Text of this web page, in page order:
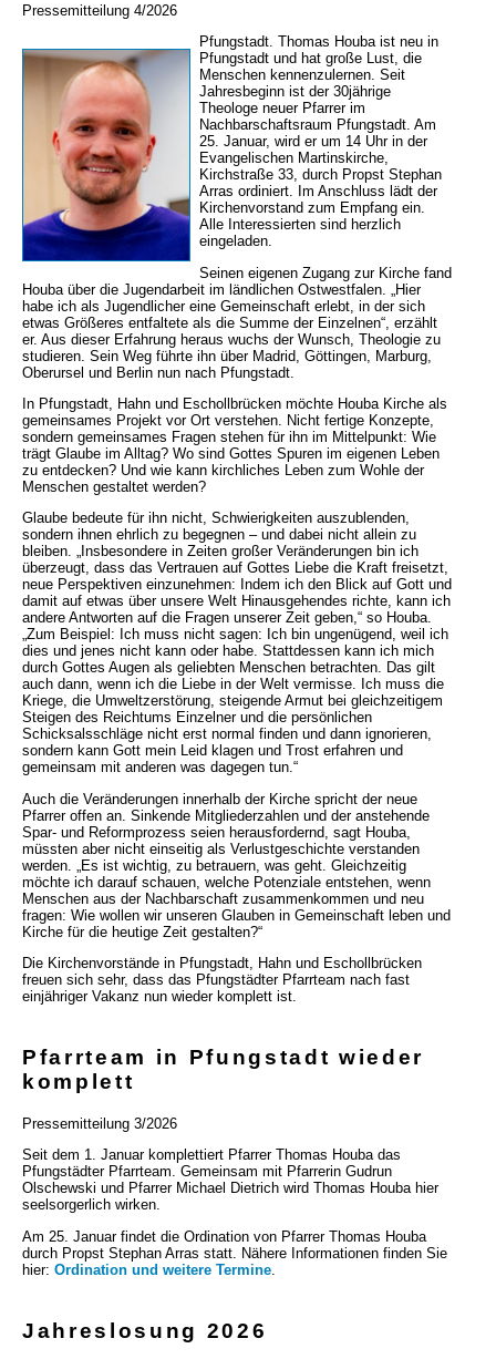
Pressemitteilung 4/2026
Pfungstadt. Thomas Houba ist neu in
Pfungstadt und hat große Lust, die
Menschen kennenzulernen. Seit
Jahresbeginn ist der 30jährige
Theologe neuer Pfarrer im
Nachbarschaftsraum Pfungstadt. Am
25. Januar, wird er um 14 Uhr in der
Evangelischen Martinskirche,
Kirchstraße 33, durch Propst Stephan
Arras ordiniert. Im Anschluss lädt der
Kirchenvorstand zum Empfang ein.
Alle Interessierten sind herzlich
eingeladen.
Seinen eigenen Zugang zur Kirche fand
Houba über die Jugendarbeit im ländlichen Ostwestfalen. „Hier
habe ich als Jugendlicher eine Gemeinschaft erlebt, in der sich
etwas Größeres entfaltete als die Summe der Einzelnen“, erzählt
er. Aus dieser Erfahrung heraus wuchs der Wunsch, Theologie zu
studieren. Sein Weg führte ihn über Madrid, Göttingen, Marburg,
Oberursel und Berlin nun nach Pfungstadt.
In Pfungstadt, Hahn und Eschollbrücken möchte Houba Kirche als
gemeinsames Projekt vor Ort verstehen. Nicht fertige Konzepte,
sondern gemeinsames Fragen stehen für ihn im Mittelpunkt: Wie
trägt Glaube im Alltag? Wo sind Gottes Spuren im eigenen Leben
zu entdecken? Und wie kann kirchliches Leben zum Wohle der
Menschen gestaltet werden?
Glaube bedeute für ihn nicht, Schwierigkeiten auszublenden,
sondern ihnen ehrlich zu begegnen – und dabei nicht allein zu
bleiben. „Insbesondere in Zeiten großer Veränderungen bin ich
überzeugt, dass das Vertrauen auf Gottes Liebe die Kraft freisetzt,
neue Perspektiven einzunehmen: Indem ich den Blick auf Gott und
damit auf etwas über unsere Welt Hinausgehendes richte, kann ich
andere Antworten auf die Fragen unserer Zeit geben,“ so Houba.
„Zum Beispiel: Ich muss nicht sagen: Ich bin ungenügend, weil ich
dies und jenes nicht kann oder habe. Stattdessen kann ich mich
durch Gottes Augen als geliebten Menschen betrachten. Das gilt
auch dann, wenn ich die Liebe in der Welt vermisse. Ich muss die
Kriege, die Umweltzerstörung, steigende Armut bei gleichzeitigem
Steigen des Reichtums Einzelner und die persönlichen
Schicksalsschläge nicht erst normal finden und dann ignorieren,
sondern kann Gott mein Leid klagen und Trost erfahren und
gemeinsam mit anderen was dagegen tun.“
Auch die Veränderungen innerhalb der Kirche spricht der neue
Pfarrer offen an. Sinkende Mitgliederzahlen und der anstehende
Spar- und Reformprozess seien herausfordernd, sagt Houba,
müssten aber nicht einseitig als Verlustgeschichte verstanden
werden. „Es ist wichtig, zu betrauern, was geht. Gleichzeitig
möchte ich darauf schauen, welche Potenziale entstehen, wenn
Menschen aus der Nachbarschaft zusammenkommen und neu
fragen: Wie wollen wir unseren Glauben in Gemeinschaft leben und
Kirche für die heutige Zeit gestalten?“
Die Kirchenvorstände in Pfungstadt, Hahn und Eschollbrücken
freuen sich sehr, dass das Pfungstädter Pfarrteam nach fast
einjähriger Vakanz nun wieder komplett ist.
Pfarrteam in Pfungstadt wieder
komplett
Pressemitteilung 3/2026
Seit dem 1. Januar komplettiert Pfarrer Thomas Houba das
Pfungstädter Pfarrteam. Gemeinsam mit Pfarrerin Gudrun
Olschewski und Pfarrer Michael Dietrich wird Thomas Houba hier
seelsorgerlich wirken.
Am 25. Januar findet die Ordination von Pfarrer Thomas Houba
durch Propst Stephan Arras statt. Nähere Informationen finden Sie
hier: Ordination und weitere Termine
Jahreslosung 2026